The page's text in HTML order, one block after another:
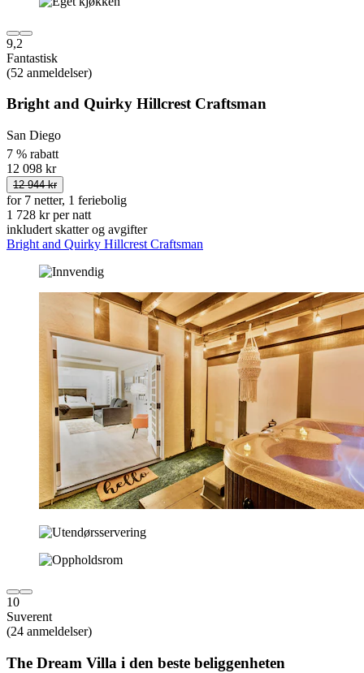
9,2
Fantastisk
(52 anmeldelser)
Bright and Quirky Hillcrest Craftsman
San Diego
7 % rabatt
12 098 kr
12 944 kr
for 7 netter, 1 feriebolig
1 728 kr per natt
inkludert skatter og avgifter
Bright and Quirky Hillcrest Craftsman
10
Suverent
(24 anmeldelser)
The Dream Villa i den beste beliggenheten